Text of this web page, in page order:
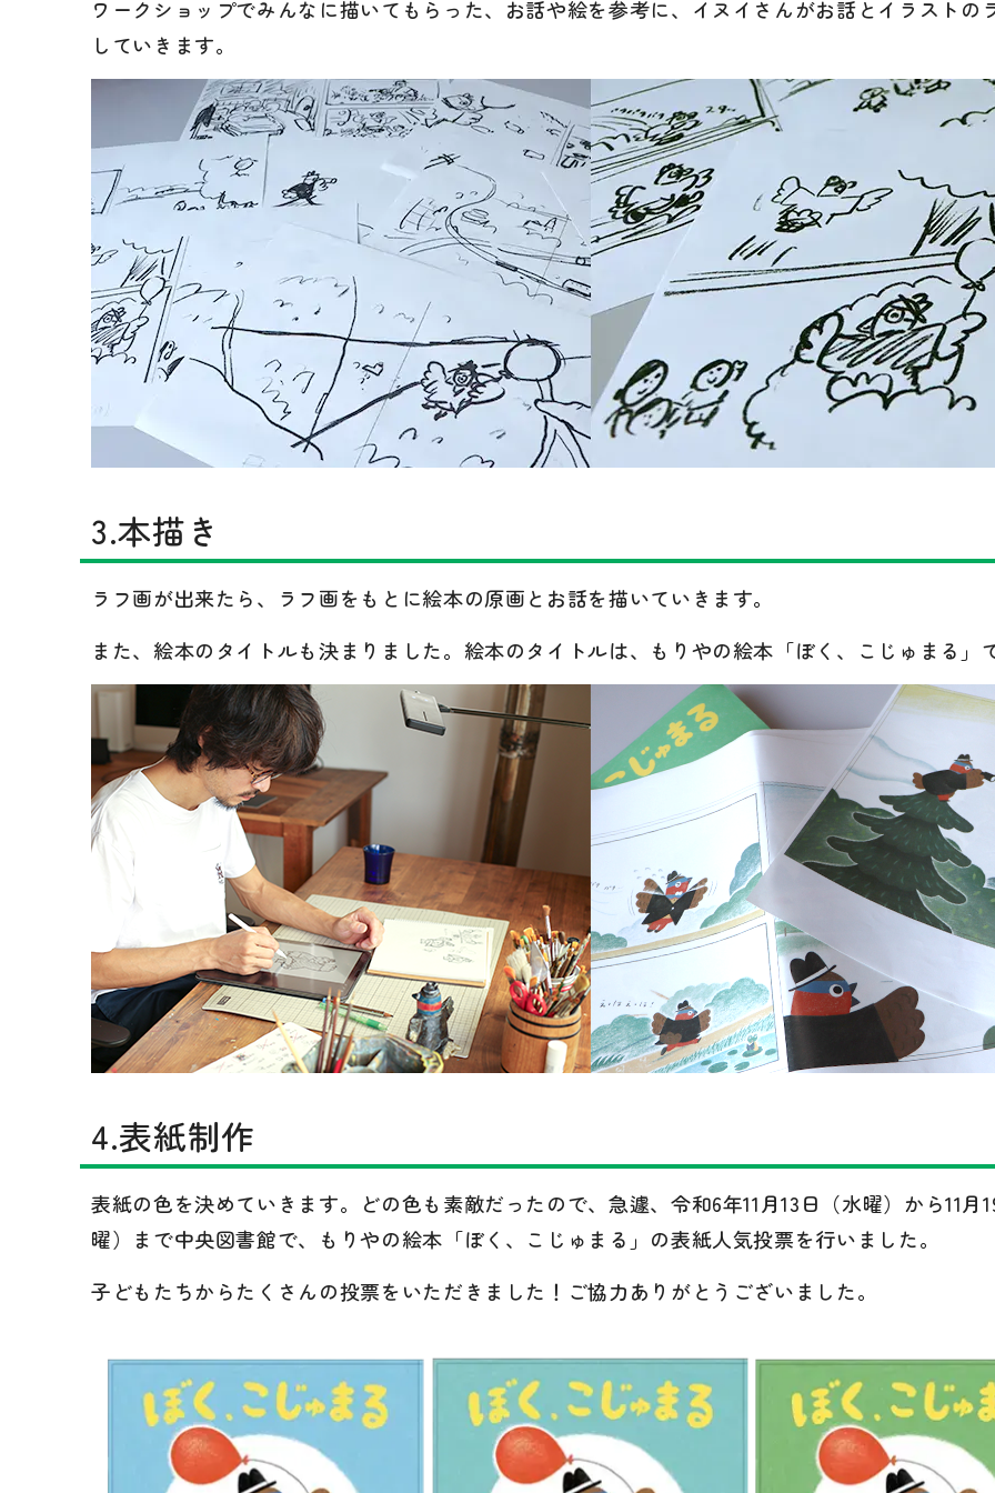
ワークショップでみんなに描いてもらった、お話や絵を参考に、イヌイさんがお話とイラストの
していきます。
3.本描き
ラフ画が出来たら、ラフ画をもとに絵本の原画とお話を描いていきます。
また、絵本のタイトルも決まりました。絵本のタイトルは、もりやの絵本「ぼく、こじゅまる」
4.表紙制作
表紙の色を決めていきます。どの色も素敵だったので、急遽、令和6年11月13日（水曜）から11月
曜）まで中央図書館で、もりやの絵本「ぼく、こじゅまる」の表紙人気投票を行いました。
子どもたちからたくさんの投票をいただきました！ご協力ありがとうございました。